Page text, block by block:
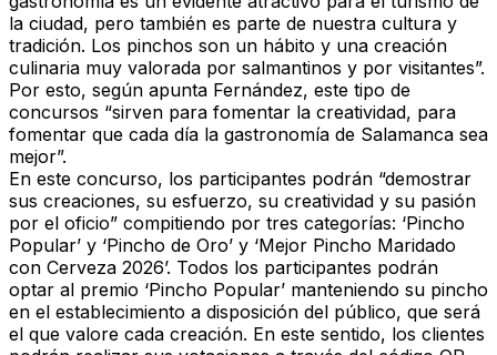
la ciudad, pero también es parte de nuestra cultura y
tradición. Los pinchos son un hábito y una creación
culinaria muy valorada por salmantinos y por visitantes”.
Por esto, según apunta Fernández, este tipo de
concursos “sirven para fomentar la creatividad, para
fomentar que cada día la gastronomía de Salamanca sea
mejor”.
En este concurso, los participantes podrán “demostrar
sus creaciones, su esfuerzo, su creatividad y su pasión
por el oficio” compitiendo por tres categorías: ‘Pincho
Popular’ y ‘Pincho de Oro’ y ‘Mejor Pincho Maridado
con Cerveza 2026’. Todos los participantes podrán
optar al premio ‘Pincho Popular’ manteniendo su pincho
en el establecimiento a disposición del público, que será
el que valore cada creación. En este sentido, los clientes